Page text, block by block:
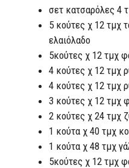
σετ κατσαρόλες 4
5 κούτες χ 12 τμχ
ελαιόλαδο
5κούτες χ 12 τμχ
4 κούτες χ 12 τμχ
4 κούτες χ 12 τμχ
3 κούτες χ 12 τμχ
2 κούτες χ 24 τμχ
1 κούτα χ 40 τμχ
1 κούτα χ 48 τμχ
5κούτες χ 12 τμχ